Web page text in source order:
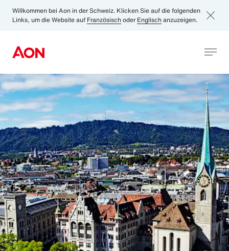
Willkommen bei Aon in der Schweiz. Klicken Sie auf die folgenden
Links, um die Website auf FranzösischoderEnglischanzuzeigen.